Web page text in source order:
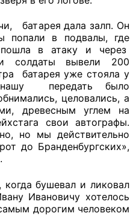
батарея дала залп. Он
попали в подвалы, где
в атаку и через
солдаты вывели 200
батарея уже стояла у
нашу передать было
целовались, а
древесным углем на
свои автографы.
но мы действительно
до Бранденбургских»,
бушевал и ликовал
Ивановичу хотелось
дорогим человеком